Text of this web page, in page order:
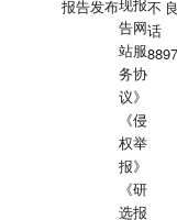
报告发布
告网
站服
务协
议》
《侵
权举
报》
《研
选报
不